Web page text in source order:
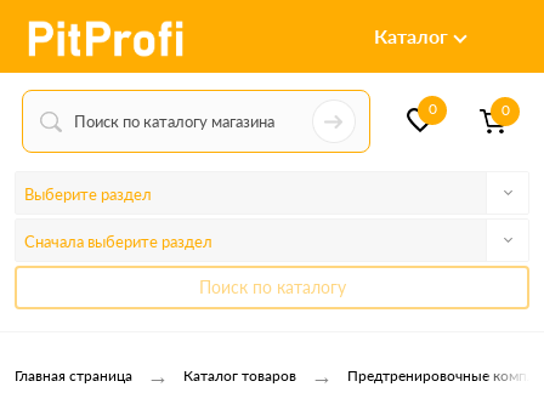
Каталог
0 0
Выберите раздел
Сначала выберите раздел
Поиск по каталогу
Главная страница → Каталог товаров → Предтренировочные